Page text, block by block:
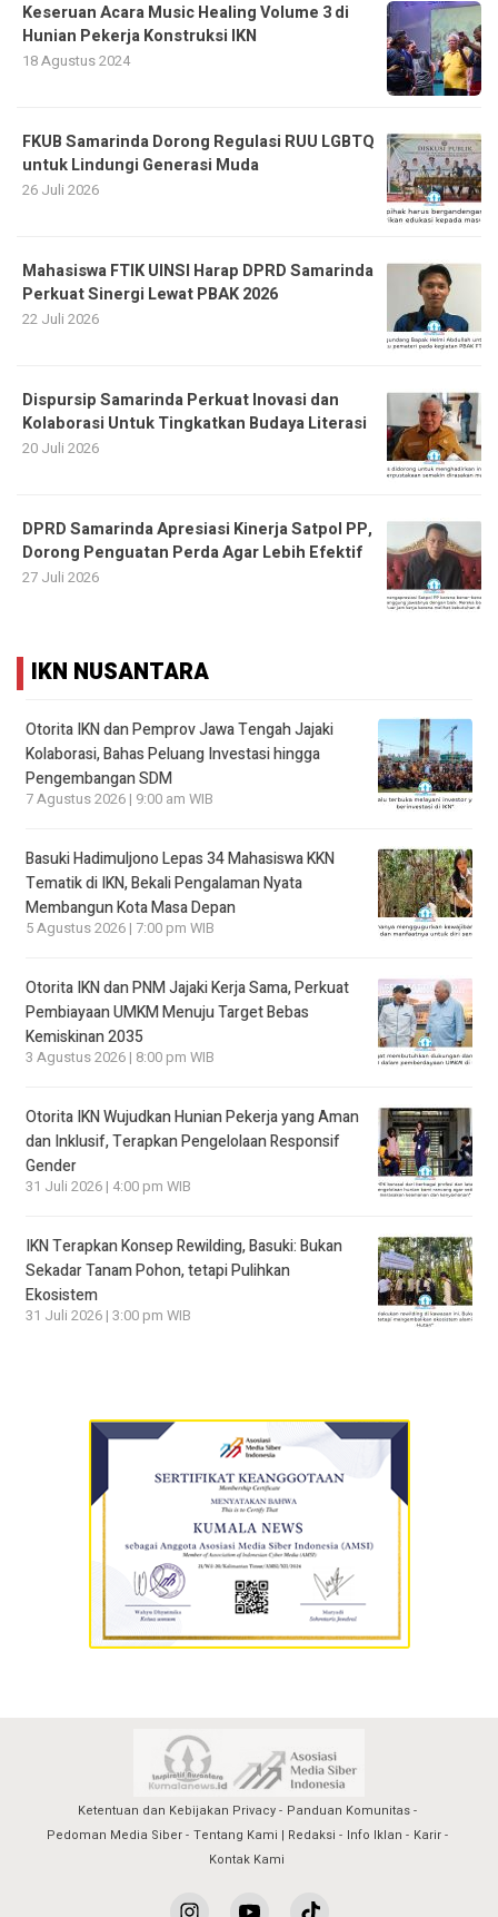
Keseruan Acara Music Healing Volume 3 di
Hunian Pekerja Konstruksi IKN
18 Agustus 2024
FKUB Samarinda Dorong Regulasi RUU LGBTQ
untuk Lindungi Generasi Muda
26 Juli 2026
Mahasiswa FTIK UINSI Harap DPRD Samarinda
Perkuat Sinergi Lewat PBAK 2026
22 Juli 2026
Dispursip Samarinda Perkuat Inovasi dan
Kolaborasi Untuk Tingkatkan Budaya Literasi
20 Juli 2026
DPRD Samarinda Apresiasi Kinerja Satpol PP,
Dorong Penguatan Perda Agar Lebih Efektif
27 Juli 2026
IKN NUSANTARA
Otorita IKN dan Pemprov Jawa Tengah Jajaki
Kolaborasi, Bahas Peluang Investasi hingga
Pengembangan SDM
7 Agustus 2026 | 9:00 am WIB
Basuki Hadimuljono Lepas 34 Mahasiswa KKN
Tematik di IKN, Bekali Pengalaman Nyata
Membangun Kota Masa Depan
5 Agustus 2026 | 7:00 pm WIB
Otorita IKN dan PNM Jajaki Kerja Sama, Perkuat
Pembiayaan UMKM Menuju Target Bebas
Kemiskinan 2035
3 Agustus 2026 | 8:00 pm WIB
Otorita IKN Wujudkan Hunian Pekerja yang Aman
dan Inklusif, Terapkan Pengelolaan Responsif
Gender
31 Juli 2026 | 4:00 pm WIB
IKN Terapkan Konsep Rewilding, Basuki: Bukan
Sekadar Tanam Pohon, tetapi Pulihkan
Ekosistem
31 Juli 2026 | 3:00 pm WIB
Ketentuan dan Kebijakan Privacy
Panduan Komunitas
Pedoman Media Siber
Tentang Kami | Redaksi Info Iklan
Karir
Kontak Kami